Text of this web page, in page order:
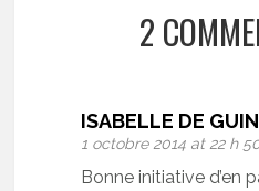
2
ISABELLE DE
1 octobre 2014 at 22 h
Bonne initiative d’en